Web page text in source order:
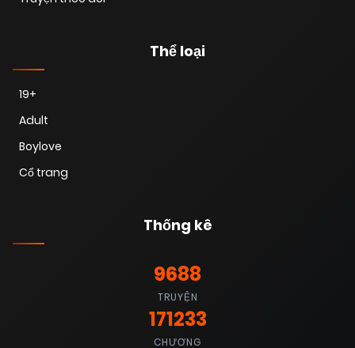
Thể loại
19+
Adult
Boylove
Cổ trang
Thống kê
9688
TRUYỆN
171233
CHƯƠNG